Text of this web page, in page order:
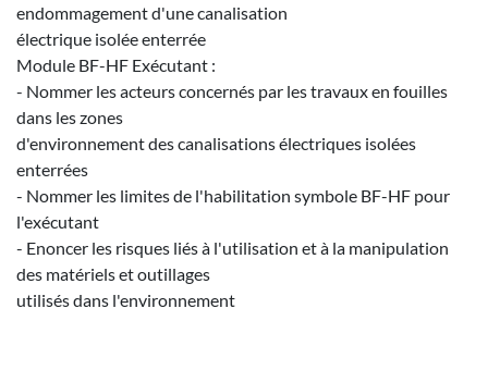
endommagement d'une canalisation
électrique isolée enterrée
Module BF-HF Exécutant :
- Nommer les acteurs concernés par les travaux en fouilles
dans les zones
d'environnement des canalisations électriques isolées
enterrées
- Nommer les limites de l'habilitation symbole BF-HF pour
l'exécutant
- Enoncer les risques liés à l'utilisation et à la manipulation
des matériels et outillages
utilisés dans l'environnement